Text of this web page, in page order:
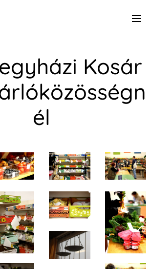
Kosár
él